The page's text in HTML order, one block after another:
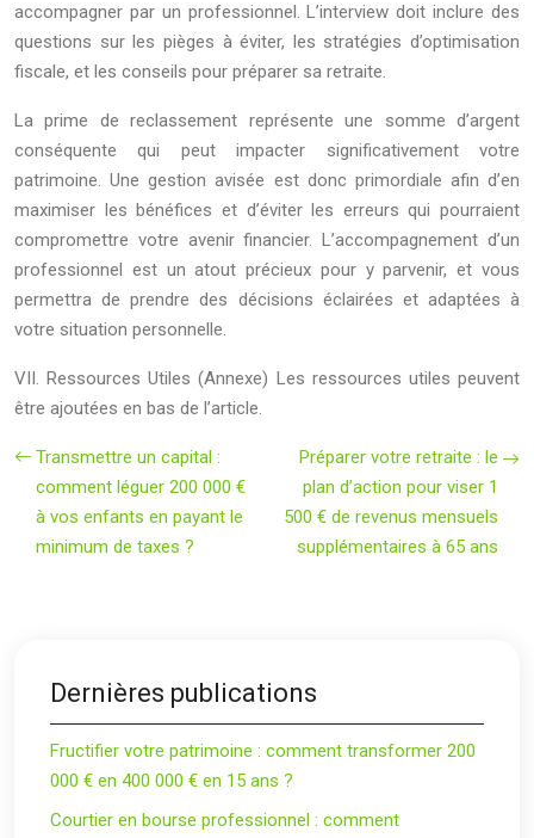
accompagner par un professionnel. L’interview doit inclure des
questions sur les pièges à éviter, les stratégies d’optimisation
fiscale, et les conseils pour préparer sa retraite.
La prime de reclassement représente une somme d’argent
conséquente qui peut impacter significativement votre
patrimoine. Une gestion avisée est donc primordiale afin d’en
maximiser les bénéfices et d’éviter les erreurs qui pourraient
compromettre votre avenir financier. L’accompagnement d’un
professionnel est un atout précieux pour y parvenir, et vous
permettra de prendre des décisions éclairées et adaptées à
votre situation personnelle.
VII. Ressources Utiles (Annexe) Les ressources utiles peuvent
être ajoutées en bas de l’article.
Transmettre un capital :
comment léguer 200 000 €
à vos enfants en payant le
minimum de taxes ?
Préparer votre retraite : le
plan d’action pour viser 1
500 € de revenus mensuels
supplémentaires à 65 ans
Dernières publications
Fructifier votre patrimoine : comment transformer 200
000 € en 400 000 € en 15 ans ?
Courtier en bourse professionnel : comment